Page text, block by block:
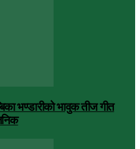
भण्डारीको भावुक तीज गीत